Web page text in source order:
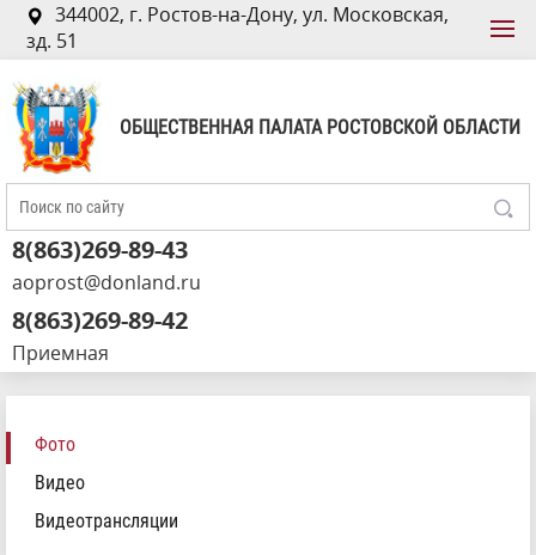
344002, г. Ростов-на-Дону, ул. Московская,
зд. 51
ОБЩЕСТВЕННАЯ ПАЛАТА РОСТОВСКОЙ ОБЛАСТИ
8(863)269-89-43
aoprost@donland.ru
8(863)269-89-42
Приемная
Фото
Видео
Видеотрансляции